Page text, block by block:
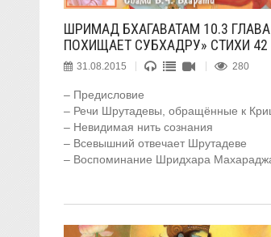
ШРИМАД БХАГАВАТАМ 10.3
ПОХИЩАЕТ СУБХАДРУ» СТИХИ 42
31.08.2015 280
– Предисловие
– Речи Шрутадевы, обращённые к
– Невидимая нить сознания
– Всевышний отвечает Шрутадеве
– Воспоминание Шридхара